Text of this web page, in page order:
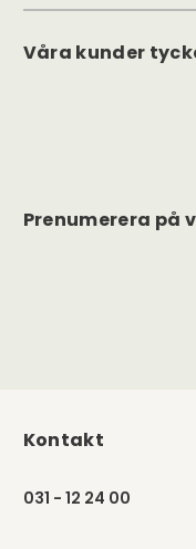
Våra kunder
Prenumerera på
Kontakt
031 - 12 24 00